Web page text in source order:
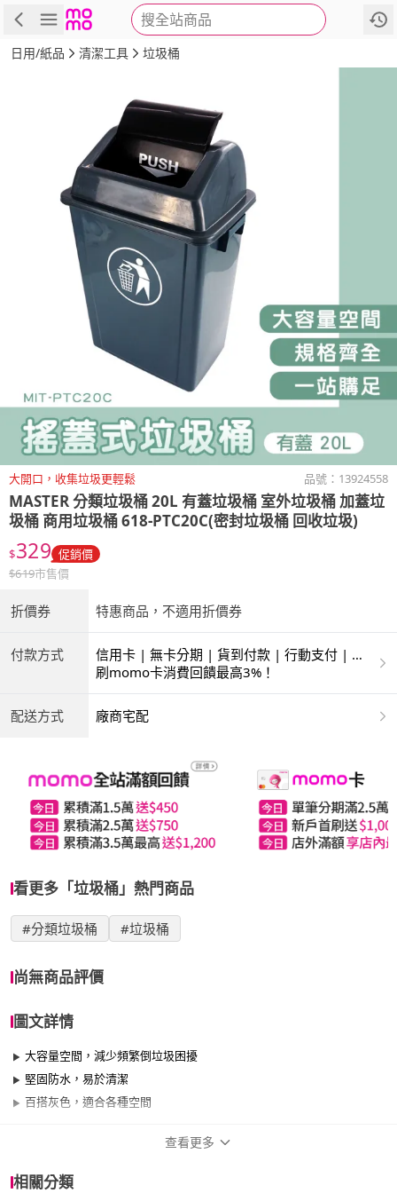
搜全站商品
商品 評價 詳情
日用/紙品 清潔工具 垃圾桶
大開口，收集垃圾更輕鬆 品號： 13924558
MASTER分類垃圾桶 20L 有蓋垃圾桶 室外垃圾桶 加蓋垃
圾桶 商用垃圾桶 618-PTC20C(密封垃圾桶 回收垃圾)
$329 促銷價
$619市售價
折價券 特惠商品，不適用折價券
付款方式
信用卡 | 無卡分期 | 貨到付款 | 行動支付 | 超
商付款 | ATM | 銀聯卡
刷momo卡消費回饋最高3%！
配送方式 廠商宅配
看更多「垃圾桶」熱門商品
#分類垃圾桶 #垃圾桶
尚無商品評價
圖文詳情
大容量空間，減少頻繁倒垃圾困擾
堅固防水，易於清潔
百搭灰色，適合各種空間
查看更多
相關分類